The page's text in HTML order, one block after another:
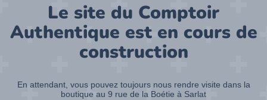
Le site du Comptoir
Authentique est en cours de
construction
En attendant, vous pouvez toujours nous rendre visite dans la
boutique au 9 rue de la Boétie à Sarlat